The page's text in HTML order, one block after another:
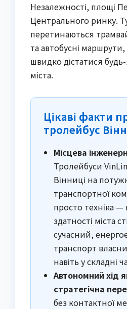
Незалежності, площі
Центрального ринку.
перетинаються
та автобусні
швидко дістатися
міста.
Цікаві факти
тролейбус
Місцева
Тролейбуси
Вінниці на
транспортної
просто техніка
здатності міста
сучасний,
транспорт
навіть у складні
Автономний хід
стратегічна
без контактної